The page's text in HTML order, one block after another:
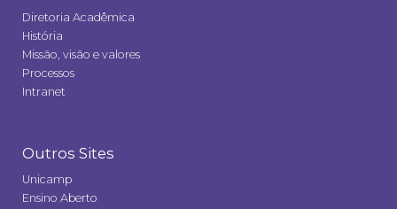
Diretoria Acadêmica
História
Missão, visão e valores
Processos
Intranet
Outros Sites
Unicamp
Ensino Aberto